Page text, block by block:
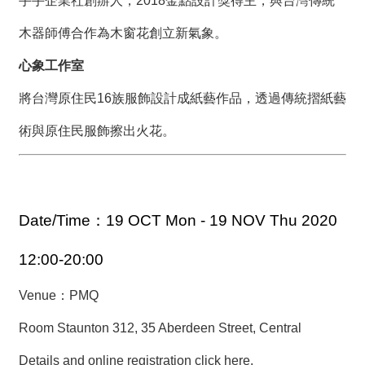
木器師傅合作為木窗花創立新氣象。
心象工作室
將台灣原住民16族服飾設計成紙藝作品，透過傳統摺紙藝
術與原住民服飾擦出火花。
Date/Time：19 OCT Mon - 19 NOV Thu 2020
12:00-20:00
Venue： PMQ
Room Staunton 312, 35 Aberdeen Street, Central
Details and online registration click here.